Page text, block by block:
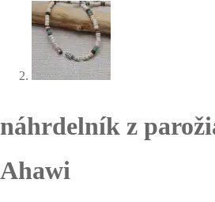
náhrdelník z
Ahawi